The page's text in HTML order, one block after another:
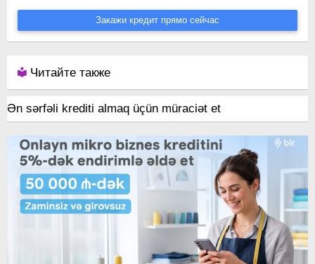
Закажи кредит прямо сейчас
Читайте также
Ən sərfəli krediti almaq üçün müraciət et